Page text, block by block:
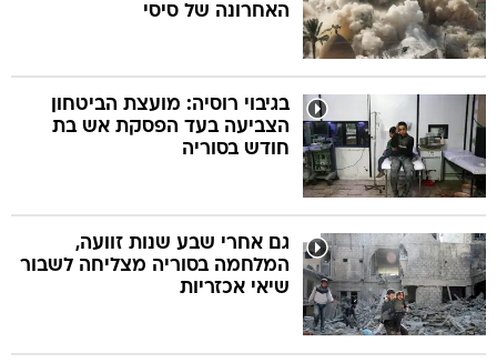
האחרונה של סיסי
בגיבוי רוסיה: מועצת הביטחון
הצביעה בעד הפסקת אש בת
חודש בסוריה
גם אחרי שבע שנות זוועה,
המלחמה בסוריה מצליחה לשבור
שיאי אכזריות